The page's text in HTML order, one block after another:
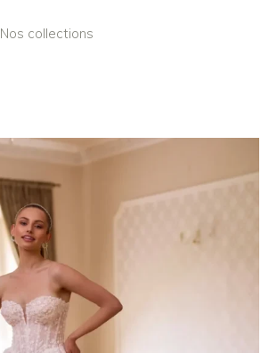
Nos collections